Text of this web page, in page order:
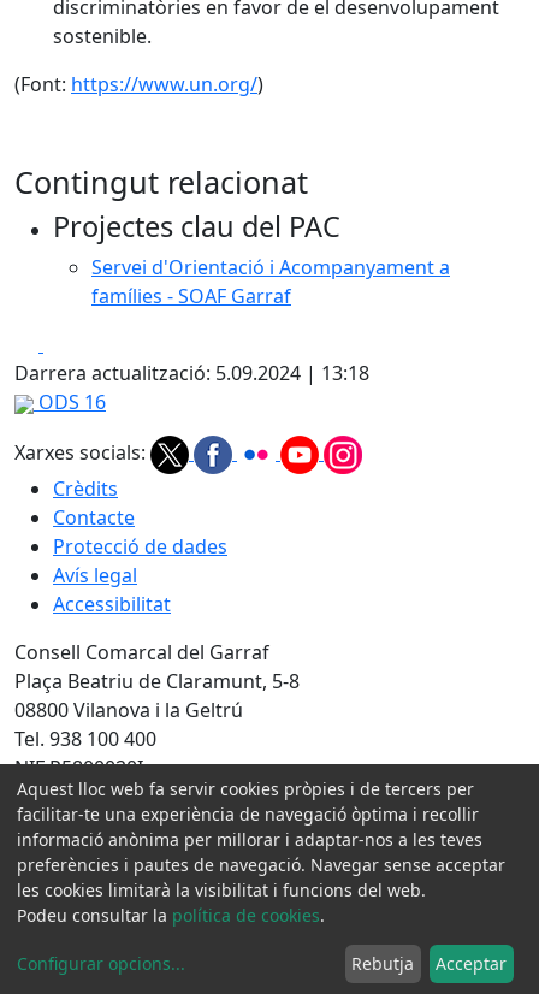
discriminatòries en favor de el desenvolupament
sostenible.
(Font: https://www.un.org/)
Contingut relacionat
Projectes clau del PAC
Servei d'Orientació i Acompanyament a
famílies - SOAF Garraf
Darrera actualització: 5.09.2024 | 13:18
ODS 16
Xarxes socials:
Crèdits
Contacte
Protecció de dades
Avís legal
Accessibilitat
Consell Comarcal del Garraf
Plaça Beatriu de Claramunt, 5-8
08800 Vilanova i la Geltrú
Tel. 938 100 400
NIF P5800020I
Amb la col·laboració de:
Aquest lloc web fa servir cookies pròpies i de tercers per
facilitar-te una experiència de navegació òptima i recollir
informació anònima per millorar i adaptar-nos a les teves
preferències i pautes de navegació. Navegar sense acceptar
les cookies limitarà la visibilitat i funcions del web.
Podeu consultar la política de cookies.
Configurar opcions... Rebutja Acceptar